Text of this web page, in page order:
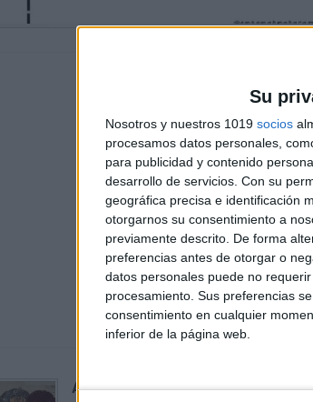
Su
Nosotros y nuestros 1019 socios
procesamos datos personales,
para publicidad y contenido
desarrollo de servicios. Con su
geográfica precisa e identificación
otorgarnos su consentimiento a
previamente descrito. De forma
preferencias antes de otorgar o
datos personales puede no
procesamiento. Sus preferencias
consentimiento en cualquier
inferior de la página web.
Acerca de orientacionandujar